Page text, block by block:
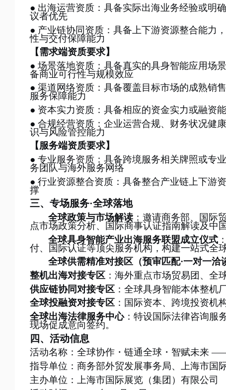
● 出海运营资质：具备实际出海业务经验或明
议者优先
● 产业链协同资质：具备上下游资源整合能力
性与交付保障能力
【需求端资质要求】
● 场景落地资质：具备真实的具身智能应用场
备商业可行性与规模效应
● 渠道网络资质：具备覆盖目标市场的成熟销
服务保障能力
● 资本实力资质：具备相应的资金实力或融资
● 合规经营资质：企业运营合规、财务状况健
识与风险管控能力
【服务端资质要求】
● 专业服务资质：具备跨境服务相关牌照或专
务团队与海外服务网络
● 行业资源整合资质：具备整合产业链上下游
撑
三、专场服务·全球落地
全球政策与市场解读 ：邀请商务部、国际
点市场政策分析、国际商事认证指南解读及中
全球具身智能产业出海服务联盟成立仪式
付、国际认证等顶尖服务机构，构建一站式全
全球供需精准对接区（预审匹配·一对一洽
整机出海对接专区 ：海外重点市场贸易团、全
供应链协同对接专区 ：全球具身智能本体整机
全球投融资对接专区 ：国际资本、跨境投资机
全球出海法律服务中心：特设国际法律咨询服
现场促成意向签约。
四、活动信息
活动名称：全球协作・链通全球・智赋未来
指导单位：商务部外贸发展事务局、上海市国
主办单位：上海市国际展览（集团）有限公司